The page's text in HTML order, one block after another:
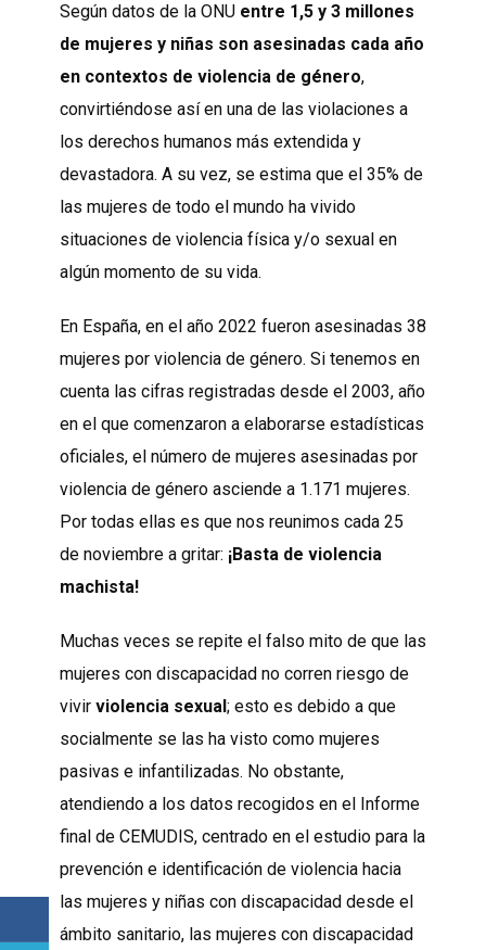
Según datos de la ONU entre 1,5 y 3 millones
de mujeres y niñas son asesinadas cada año
en contextos de violencia de género,
convirtiéndose así en una de las violaciones a
los derechos humanos más extendida y
devastadora. A su vez, se estima que el 35% de
las mujeres de todo el mundo ha vivido
situaciones de violencia física y/o sexual en
algún momento de su vida.
En España, en el año 2022 fueron asesinadas 38
mujeres por violencia de género. Si tenemos en
cuenta las cifras registradas desde el 2003, año
en el que comenzaron a elaborarse estadísticas
oficiales, el número de mujeres asesinadas por
violencia de género asciende a 1.171 mujeres.
Por todas ellas es que nos reunimos cada 25
de noviembre a gritar: ¡Basta de violencia
machista!
Muchas veces se repite el falso mito de que las
mujeres con discapacidad no corren riesgo de
vivir violencia sexual; esto es debido a que
socialmente se las ha visto como mujeres
pasivas e infantilizadas. No obstante,
atendiendo a los datos recogidos en el Informe
final de CEMUDIS, centrado en el estudio para la
prevención e identificación de violencia hacia
las mujeres y niñas con discapacidad desde el
ámbito sanitario, las mujeres con discapacidad